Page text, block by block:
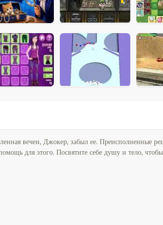
вечен, Джокер, забыл ее. Преисполненные
для этого. Посвятите себе душу и тело,